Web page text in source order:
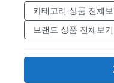
카테고리 상품 전체
브랜드 상품 전체보기